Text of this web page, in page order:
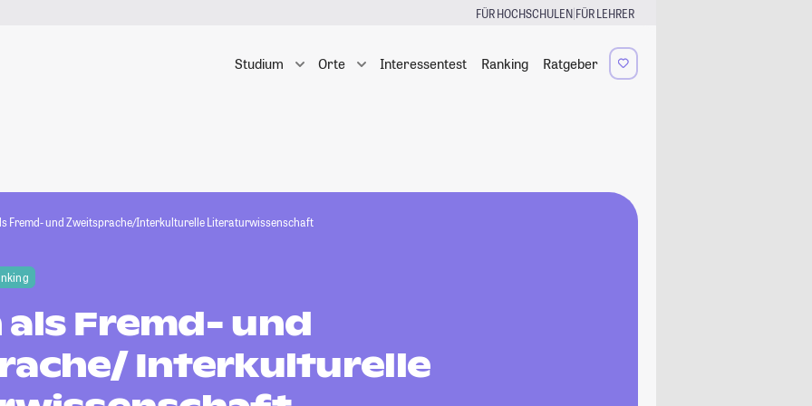
FÜR HOCHSCHULEN|FÜR LEHRER
Studium Orte Interessentest Ranking Ratgeber
Fremd- und Zweitsprache/Interkulturelle Literaturwissenschaft
Fremd- und
Interkulturelle